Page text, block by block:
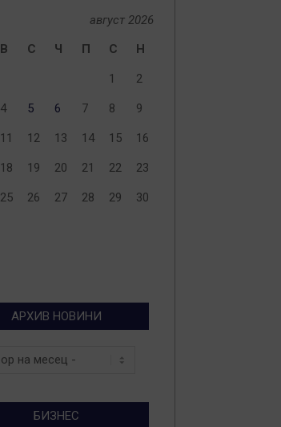
август 2026
В С Ч П С Н
1 2
4 5 6 7 8 9
11 12 13 14 15 16
18 19 20 21 22 23
25 26 27 28 29 30
АРХИВ НОВИНИ
БИЗНЕС